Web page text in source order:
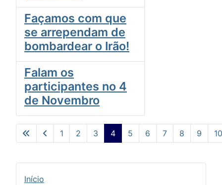
Façamos com que
se arrependam de
bombardear o Irão!
Falam os
participantes no 4
de Novembro
Pág. 4 de 10
1 2 3 4 5 6 7 8 9 10
Início